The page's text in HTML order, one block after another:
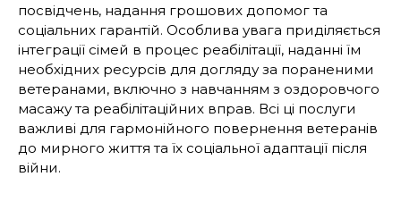
посвідчень, надання грошових допомог та
соціальних гарантій. Особлива увага приділяється
інтеграції сімей в процес реабілітації, наданні їм
необхідних ресурсів для догляду за пораненими
ветеранами, включно з навчанням з оздоровчого
масажу та реабілітаційних вправ. Всі ці послуги
важливі для гармонійного повернення ветеранів
до мирного життя та їх соціальної адаптації після
війни.